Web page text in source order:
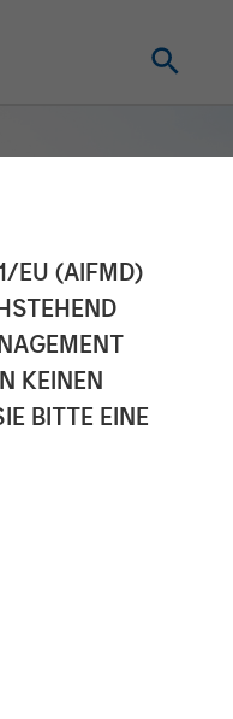
EU (AIFMD)
KEINEN
BITTE EINE